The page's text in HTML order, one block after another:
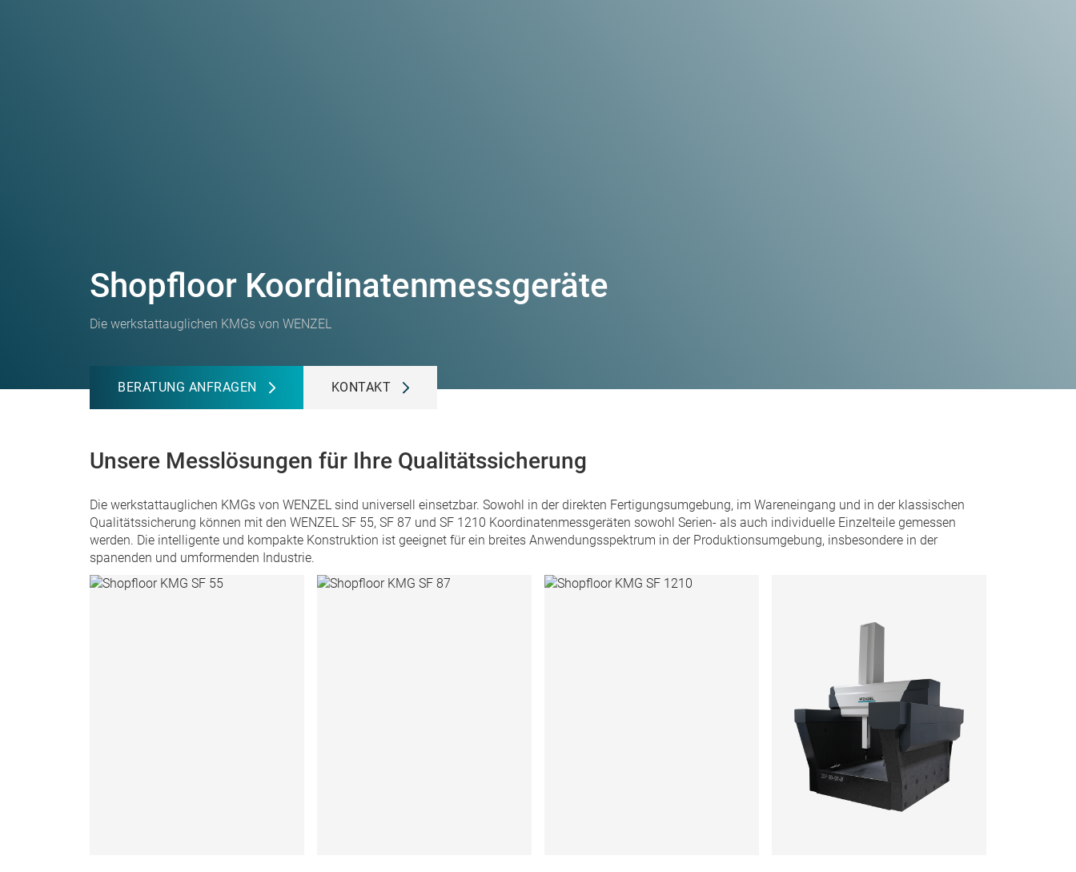
Shopfloor Koordinatenmessgeräte
Die werkstattauglichen KMGs von WENZEL
BERATUNG ANFRAGEN KONTAKT
Unsere Messlösungen für Ihre Qualitätssicherung
Die werkstattauglichen KMGs von WENZEL sind universell einsetzbar. Sowohl in der direkten Fertigungsumgebung, im Wareneingang und in der klassischen
Qualitätssicherung können mit den WENZEL SF 55, SF 87 und SF 1210 Koordinatenmessgeräten sowohl Serien- als auch individuelle Einzelteile gemessen
werden. Die intelligente und kompakte Konstruktion ist geeignet für ein breites Anwendungsspektrum in der Produktionsumgebung, insbesondere in der
spanenden und umformenden Industrie.